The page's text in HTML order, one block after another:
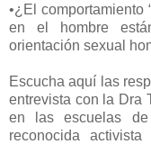
•¿El comportamiento
en el hombre
orientación sexual
Escucha aquí las
entrevista con la Dra
en las escuelas
reconocida